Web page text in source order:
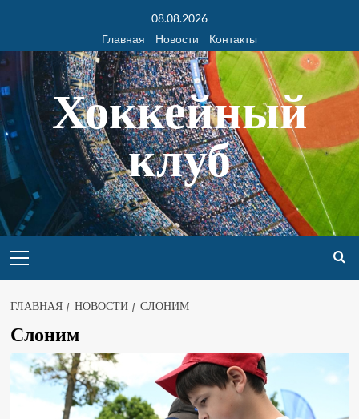
08.08.2026
Главная
Новости Контакты
Хоккейный
клуб
ГЛАВНАЯ НОВОСТИ СЛОНИМ
Слоним